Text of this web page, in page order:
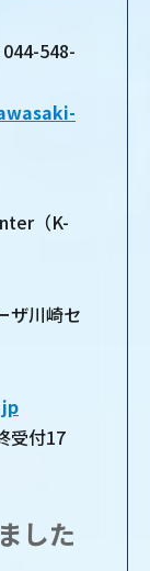
548-
（K-
ザ川崎セ
受付17
した